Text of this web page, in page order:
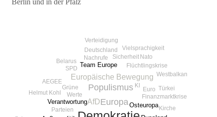
Berlin und in der Pfalz
Europa
Populismus
AfD
Europäische Bewegung
Osteuropa
Team Europe
Verantwortung
Finanzmarktkrise
Flüchtlingskrise
Werte
Euro
Parteien
Nachrufe
SPD
Deutschland
Grüne
Helmut Kohl
Kirche
Sicherheit
Türkei
Vielsprachigkeit
AEGEE
Belarus
KI
Nato
Verteidigung
Westbalkan